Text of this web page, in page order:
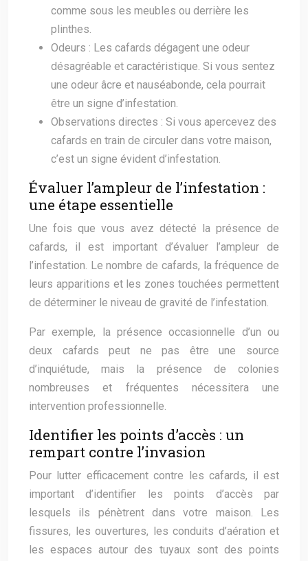
comme sous les meubles ou derrière les
plinthes.
Odeurs : Les cafards dégagent une odeur
désagréable et caractéristique. Si vous sentez
une odeur âcre et nauséabonde, cela pourrait
être un signe d’infestation.
Observations directes : Si vous apercevez des
cafards en train de circuler dans votre maison,
c’est un signe évident d’infestation.
Évaluer l’ampleur de l’infestation :
une étape essentielle
Une fois que vous avez détecté la présence de
cafards, il est important d’évaluer l’ampleur de
l’infestation. Le nombre de cafards, la fréquence de
leurs apparitions et les zones touchées permettent
de déterminer le niveau de gravité de l’infestation.
Par exemple, la présence occasionnelle d’un ou
deux cafards peut ne pas être une source
d’inquiétude, mais la présence de colonies
nombreuses et fréquentes nécessitera une
intervention professionnelle.
Identifier les points d’accès : un
rempart contre l’invasion
Pour lutter efficacement contre les cafards, il est
important d’identifier les points d’accès par
lesquels ils pénètrent dans votre maison. Les
fissures, les ouvertures, les conduits d’aération et
les espaces autour des tuyaux sont des points